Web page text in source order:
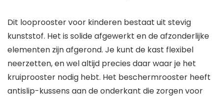
Dit looprooster voor kinderen bestaat uit stevig
kunststof. Het is solide afgewerkt en de afzonderlijke
elementen zijn afgerond. Je kunt de kast flexibel
neerzetten, en wel altijd precies daar waar je het
kruiprooster nodig hebt. Het beschermrooster heeft
antislip-kussens aan de onderkant die zorgen voor